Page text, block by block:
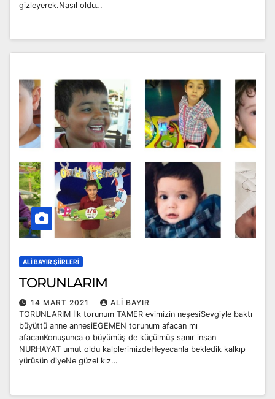
gizleyerek.Nasıl oldu…
ALI BAYIR ŞIIRLERI
TORUNLARIM
14 MART 2021
ALI BAYIR
TORUNLARIM İlk torunum TAMER evimizin neşesiSevgiyle baktı
büyüttü anne annesiEGEMEN torunum afacan mı
afacanKonuşunca o büyümüş de küçülmüş sanır insan
NURHAYAT umut oldu kalplerimizdeHeyecanla bekledik kalkıp
yürüsün diyeNe güzel kız…